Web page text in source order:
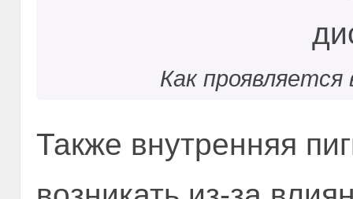
Как
Также внутренняя